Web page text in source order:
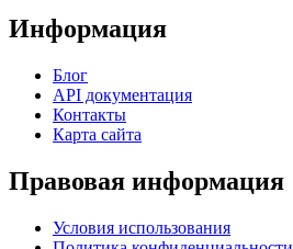
Информация
Блог
API документация
Контакты
Карта сайта
Правовая информация
Условия использования